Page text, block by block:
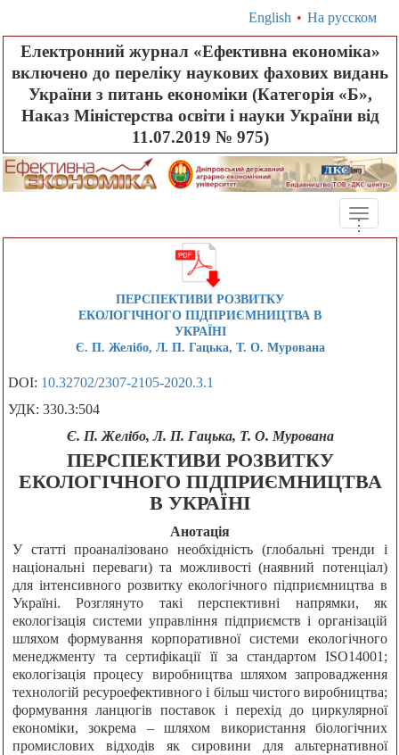
English • На русском
Електронний журнал «Ефективна економіка»
включено до переліку наукових фахових видань
України з питань економіки (Категорія «Б»,
Наказ Міністерства освіти і науки України від
11.07.2019 № 975)
Toggle
...
ПЕРСПЕКТИВИ РОЗВИТКУ
ЕКОЛОГІЧНОГО ПІДПРИЄМНИЦТВА В
УКРАЇНІ
Є. П. Желібо, Л. П. Гацька, Т. О. Мурована
DOI: 10.32702/2307-2105-2020.3.1
УДК: 330.3:504
Є. П. Желібо, Л. П. Гацька, Т. О. Мурована
ПЕРСПЕКТИВИ РОЗВИТКУ
ЕКОЛОГІЧНОГО ПІДПРИЄМНИЦТВА
В УКРАЇНІ
Анотація
У статті проаналізовано необхідність (глобальні тренди і
національні переваги) та можливості (наявний потенціал)
для інтенсивного розвитку екологічного підприємництва в
Україні. Розглянуто такі перспективні напрямки, як
екологізація системи управління підприємств і організацій
шляхом формування корпоративної системи екологічного
менеджменту та сертифікації її за стандартом ISO14001;
екологізація процесу виробництва шляхом запровадження
технологій ресуроефективного і більш чистого виробництва;
формування ланцюгів поставок і перехід до циркулярної
економіки, зокрема – шляхом використання біологічних
промислових відходів як сировини для альтернативної